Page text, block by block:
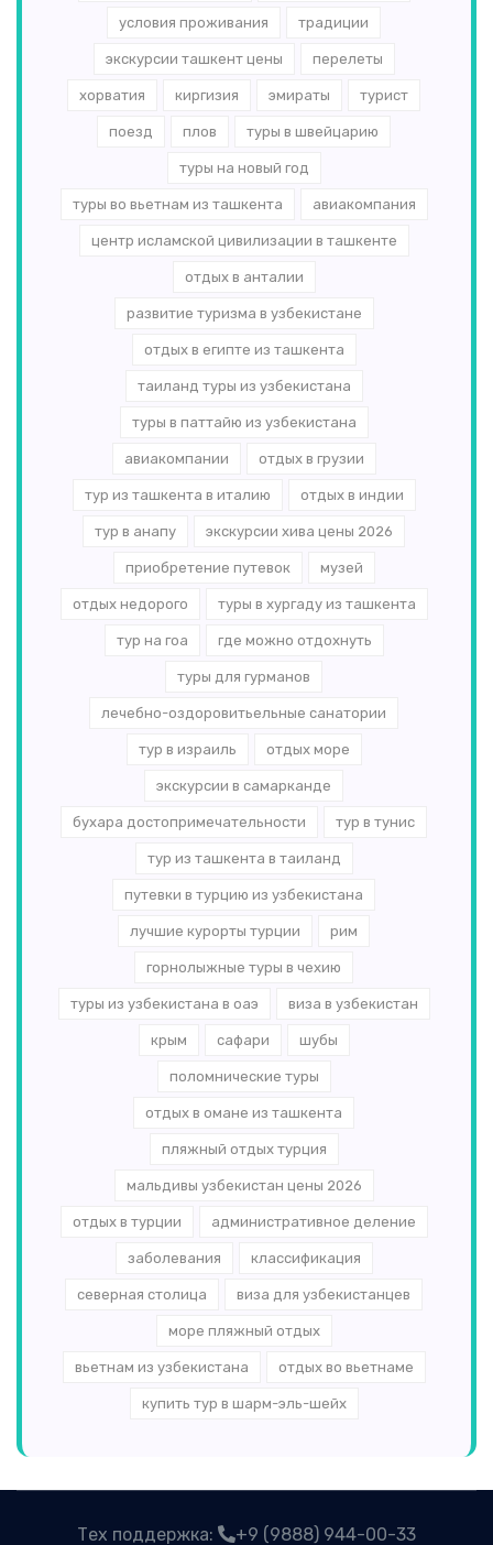
условия проживания традиции
экскурсии ташкент цены перелеты
хорватия киргизия эмираты турист
поезд плов туры в швейцарию
туры на новый год
туры во вьетнам из ташкента авиакомпания
центр исламской цивилизации в ташкенте
отдых в анталии
развитие туризма в узбекистане
отдых в египте из ташкента
таиланд туры из узбекистана
туры в паттайю из узбекистана
авиакомпании отдых в грузии
тур из ташкента в италию отдых в индии
тур в анапу экскурсии хива цены 2026
приобретение путевок музей
отдых недорого туры в хургаду из ташкента
тур на гоа где можно отдохнуть
туры для гурманов
лечебно-оздоровитьельные санатории
тур в израиль отдых море
экскурсии в самарканде
бухара достопримечательности тур в тунис
тур из ташкента в таиланд
путевки в турцию из узбекистана
лучшие курорты турции рим
горнолыжные туры в чехию
туры из узбекистана в оаэ виза в узбекистан
крым сафари шубы
поломнические туры
отдых в омане из ташкента
пляжный отдых турция
мальдивы узбекистан цены 2026
отдых в турции административное деление
заболевания классификация
северная столица виза для узбекистанцев
море пляжный отдых
вьетнам из узбекистана отдых во вьетнаме
купить тур в шарм-эль-шейх
Тех поддержка: +9 (9888) 944-00-33